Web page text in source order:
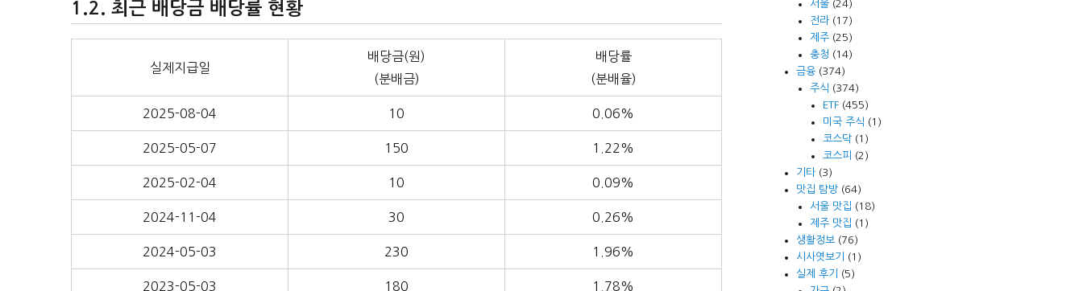
최근 배당금 배당률 현황
실제지급일
배당금(원)
(분배금)
배당률
(분배율)
2025-08-04 10 0.06%
2025-05-07 150 1.22%
2025-02-04 10 0.09%
2024-11-04 30 0.26%
2024-05-03 230 1.96%
2023-05-03 180 1.78%
서울(24)
전라(17)
제주(25)
충청 (14)
금융 (374)
주식 (374)
ETF(455)
미국 주식 (1)
코스닥(1)
코스피
(2)
기타 (3)
맛집 탐방 (64)
서울 맛집 (18)
제주 맛집 (1)
생활정보 (76)
시사엿보기
(1)
실제 후기
(5)